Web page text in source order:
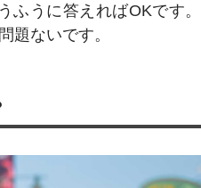
ふうに答えればOKです
題ないです。